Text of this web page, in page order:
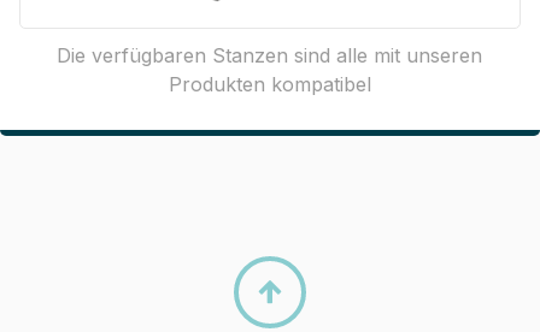
Die verfügbaren Stanzen sind alle mit unseren
Produkten kompatibel
